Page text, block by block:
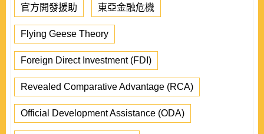
官方開發援助 東亞金融危機
Flying Geese Theory
Foreign Direct Investment (FDI)
Revealed Comparative Advantage (RCA)
Official Development Assistance (ODA)